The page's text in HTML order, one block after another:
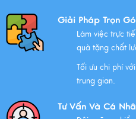
Xem thêm
Chính Sách Quyền Riêng Tư
Giải Pháp Trọn
Làm việc trực
quà tặng chất
Tối ưu chi phí
trung gian.
Tư Vấn Và Cá